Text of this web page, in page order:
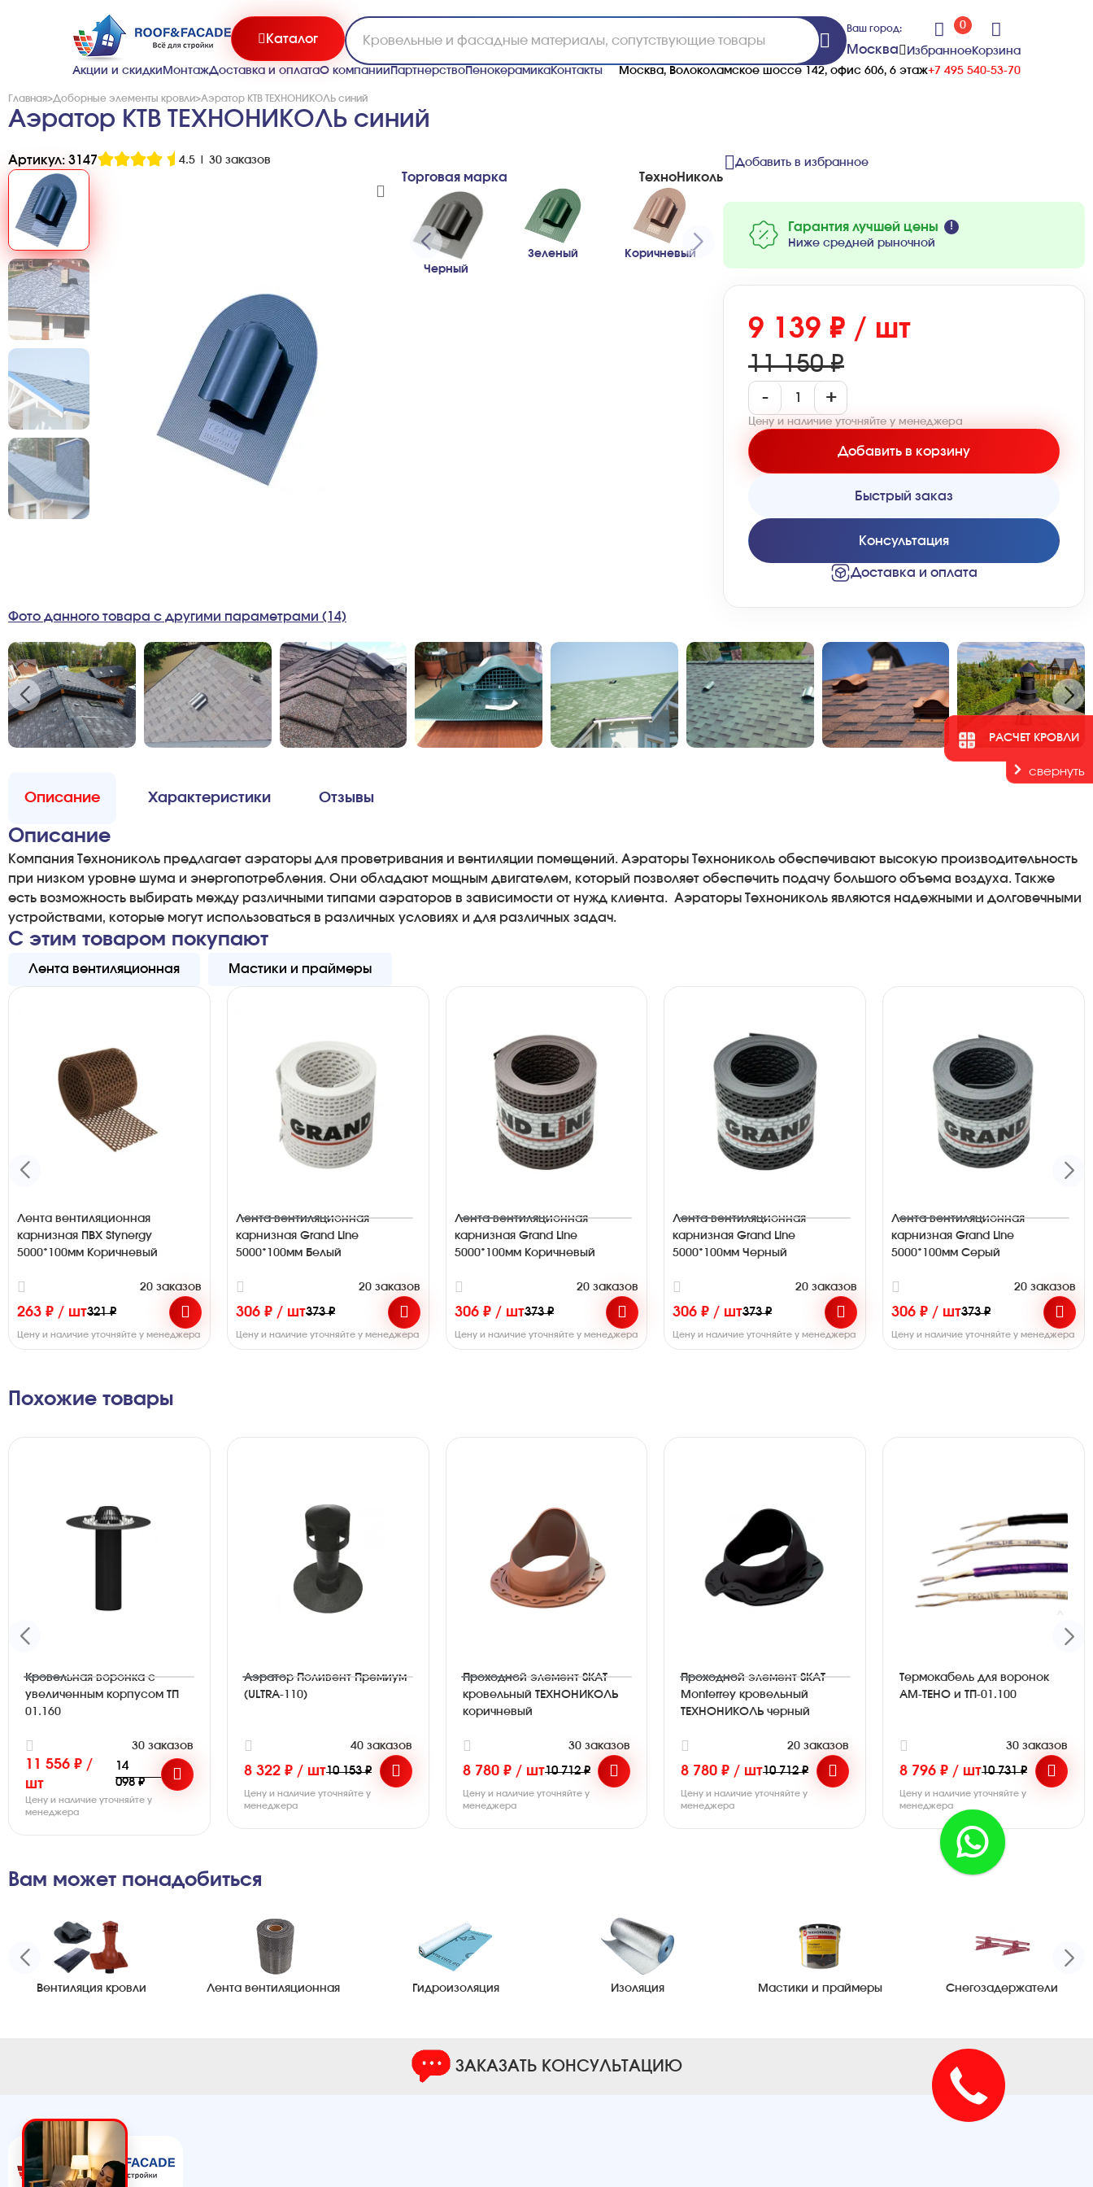
РАСЧЕТ КРОВЛИ
свернуть
Каталог
Ваш город:
Москва
0
ИзбранноеКорзина
Акции и скидки МонтажДоставка и оплатаО компании ПартнерствоПенокерамикаКонтакты Москва, Волоколамское шоссе 142, офис 606, 6 этаж+7 495 540-53-70
Главная>Доборные элементы кровли>Аэратор КТВ ТЕХНОНИКОЛЬ синий
Аэратор КТВ ТЕХНОНИКОЛЬ синий
Артикул: 3147 4.5 30 заказов
Торговая марка ТехноНиколь
Черный
Зеленый Коричневый
Добавить в избранное
Гарантия лучшей цены
Ниже средней рыночной
9 139 ₽ / шт
11 150 ₽
- +
Цену и наличие уточняйте у менеджера
Добавить в корзину
Быстрый заказ
Консультация
Доставка и оплата
Фото данного товара с другими параметрами (14)
Описание Характеристики Отзывы
Описание
Компания Технониколь предлагает аэраторы для проветривания и вентиляции помещений. Аэраторы Технониколь обеспечивают высокую производительность
при низком уровне шума и энергопотребления. Они обладают мощным двигателем, который позволяет обеспечить подачу большого объема воздуха. Также
есть возможность выбирать между различными типами аэраторов в зависимости от нужд клиента. Аэраторы Технониколь являются надежными и долговечными
устройствами, которые могут использоваться в различных условиях и для различных задач.
С этим товаром покупают
Лента вентиляционная Мастики и праймеры
Лента вентиляционная
карнизная ПВХ Stynergy
5000*100мм Коричневый
20 заказов
263 ₽ / шт321 ₽
Цену и наличие уточняйте у менеджера
Лента вентиляционная
карнизная Grand Line
5000*100мм Белый
20 заказов
306 ₽ / шт373 ₽
Цену и наличие уточняйте у менеджера
Лента вентиляционная
карнизная Grand Line
5000*100мм Коричневый
20 заказов
306 ₽ / шт373 ₽
Цену и наличие уточняйте у менеджера
Лента вентиляционная
карнизная Grand Line
5000*100мм Черный
20 заказов
306 ₽ / шт373 ₽
Цену и наличие уточняйте у менеджера
Лента вентиляционная
карнизная Grand Line
5000*100мм Серый
20 заказов
306 ₽ / шт373 ₽
Цену и наличие уточняйте у менеджера
Похожие товары
Кровельная воронка с
увеличенным корпусом ТП
01.160
30 заказов
11 556 ₽ /
шт
14
098 ₽
Цену и наличие уточняйте у
менеджера
Аэратор Поливент Премиум
(ULTRA-110)
40 заказов
8 322 ₽ / шт10 153 ₽
Цену и наличие уточняйте у
менеджера
Проходной элемент SKAT
кровельный ТЕХНОНИКОЛЬ
коричневый
30 заказов
8 780 ₽ / шт10 712 ₽
Цену и наличие уточняйте у
менеджера
Проходной элемент SKAT
Monterrey кровельный
ТЕХНОНИКОЛЬ черный
20 заказов
8 780 ₽ / шт10 712 ₽
Цену и наличие уточняйте у
менеджера
Термокабель для воронок
АМ-ТЕНО и ТП-01.100
30 заказов
8 796 ₽ / шт10 731 ₽
Цену и наличие уточняйте у
менеджера
Вам может понадобиться
Вентиляция кровли Лента вентиляционная Гидроизоляция Изоляция Мастики и праймеры Снегозадержатели
ЗАКАЗАТЬ КОНСУЛЬТАЦИЮ